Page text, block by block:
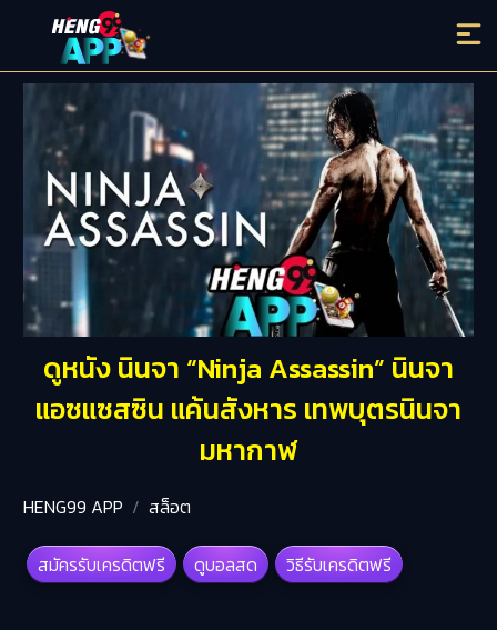
ดูหนัง นินจา “Ninja Assassin” นินจา
แอซแซสซิน แค้นสังหาร เทพบุตรนินจา
มหากาฬ
HENG99 APP สล็อต
สมัครรับเครดิตฟรี ดูบอลสด วิธีรับเครดิตฟรี